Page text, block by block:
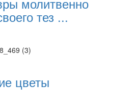
тез ...
цветы